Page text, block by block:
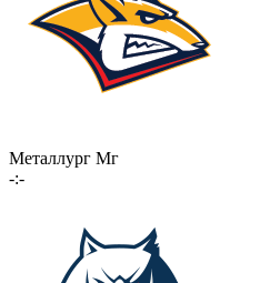
Металлург Мг
-:-